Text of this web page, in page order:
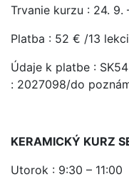
Trvanie kurzu : 24. 9.
Platba : 52 € /13
Údaje k platbe :
: 2027098/do
KERAMICKÝ KURZ
Utorok : 9:30 – 11:00